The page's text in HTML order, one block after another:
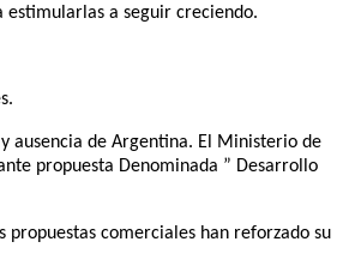
a seguir creciendo.
ausencia de Argentina. El Ministerio de
propuesta Denominada ” Desarrollo
comerciales han reforzado su